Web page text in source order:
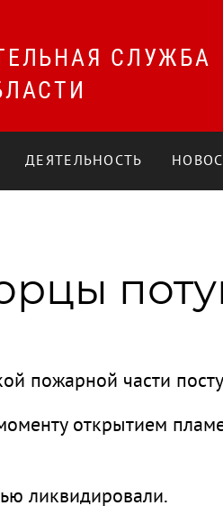
СЛУЖБА
ДЕЯТЕЛЬНОСТЬ
пожарной части
открытием
ликвидировали.